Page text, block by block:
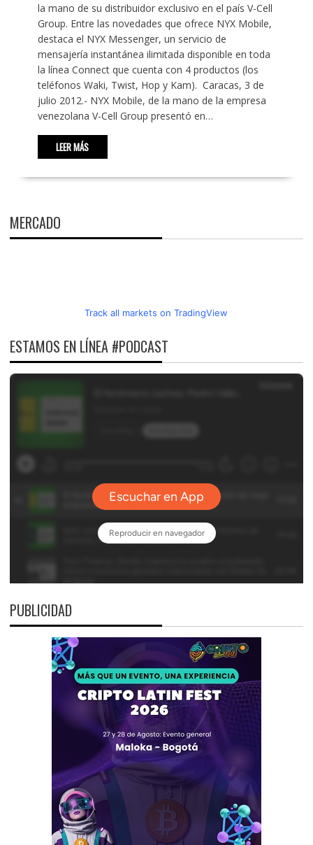
la mano de su distribuidor exclusivo en el país V-Cell
Group. Entre las novedades que ofrece NYX Mobile,
destaca el NYX Messenger, un servicio de
mensajería instantánea ilimitada disponible en toda
la línea Connect que cuenta con 4 productos (los
teléfonos Waki, Twist, Hop y Kam). Caracas, 3 de
julio 2012.- NYX Mobile, de la mano de la empresa
venezolana V-Cell Group presentó en…
LEER MÁS
MERCADO
Track all markets on TradingView
ESTAMOS EN LÍNEA #PODCAST
PUBLICIDAD